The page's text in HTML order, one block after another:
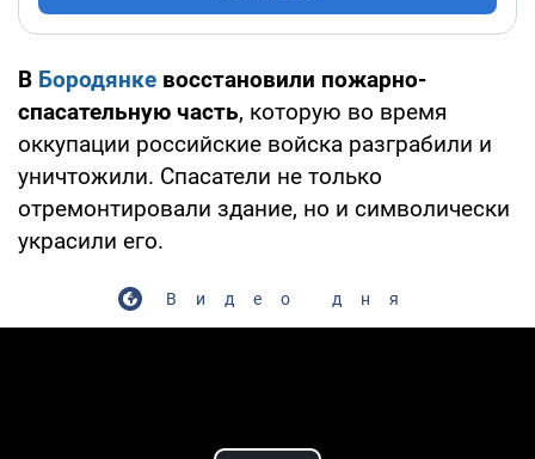
В Бородянке восстановили пожарно-
спасательную часть, которую во время
оккупации российские войска разграбили и
уничтожили. Спасатели не только
отремонтировали здание, но и символически
украсили его.
Видео дня